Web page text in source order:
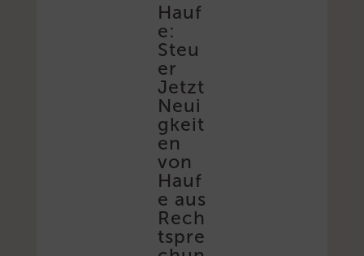
Hauf
e:
Steu
er
Jetzt
Neui
gkeit
en
von
Hauf
e aus
Rech
tspre